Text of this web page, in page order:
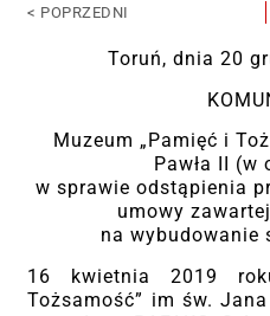
< POPRZEDNI
Toruń, dnia 20
Muzeum „Pamięć i
Pawła II
w sprawie odstąpienia
umowy
na wybudowanie
16 kwietnia 2019
Tożsamość” im św.